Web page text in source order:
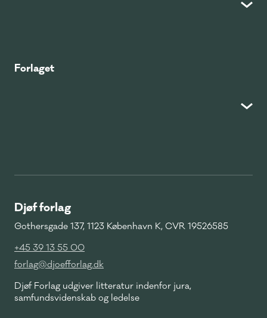
Forlaget
Djøf forlag
Gothersgade 137, 1123 København K, CVR 19526585
+45 39 13 55 00
forlag@djoefforlag.dk
Djøf Forlag udgiver litteratur indenfor jura,
samfundsvidenskab og ledelse